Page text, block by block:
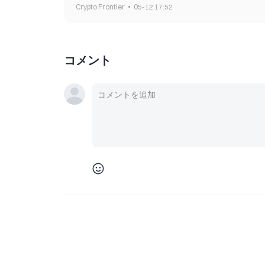
Crypto Frontier 05-12 17:52
コメント